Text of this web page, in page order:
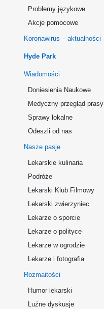
Problemy językowe
Akcje pomocowe
Koronawirus – aktualności
Hyde Park
Wiadomości
Doniesienia Naukowe
Medyczny przegląd prasy
Sprawy lokalne
Odeszli od nas
Nasze pasje
Lekarskie kulinaria
Podróże
Lekarski Klub Filmowy
Lekarski zwierzyniec
Lekarze o sporcie
Lekarze o polityce
Lekarze w ogrodzie
Lekarze i fotografia
Rozmaitości
Humor lekarski
Luźne dyskusje